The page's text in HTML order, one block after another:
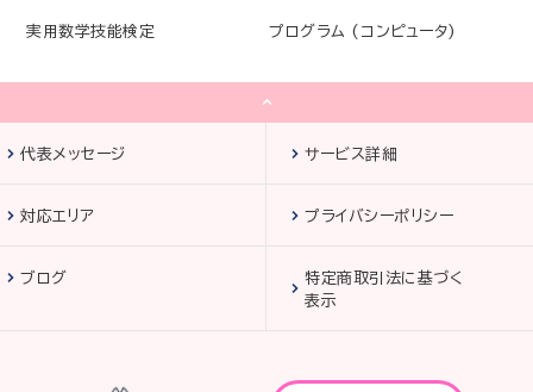
実用数学技能検定 プログラム (コンピュータ)
代表メッセージ サービス詳細
対応エリア プライバシーポリシー
ブログ
特定商取引法に基づく
表示